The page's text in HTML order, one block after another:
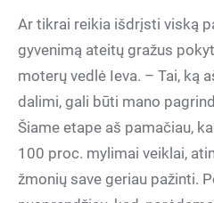
Ar tikrai reikia išdrįsti viską
gyvenimą ateitų gražus
moterų vedlė Ieva. – Tai, ką
dalimi, gali būti mano
Šiame etape aš pamačiau,
100 proc. mylimai veiklai,
žmonių save geriau pažinti.